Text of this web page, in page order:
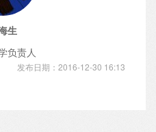
生
负责人
发布日期：2016-12-30 16:13